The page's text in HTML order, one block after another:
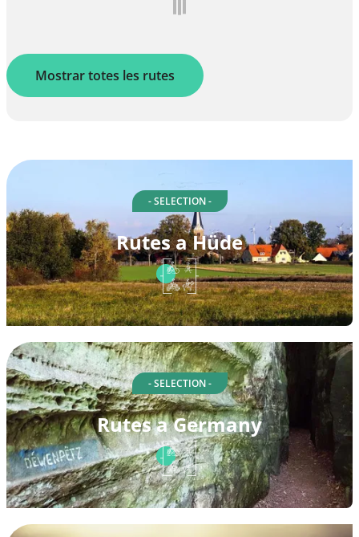
Mostrar totes les rutes
- SELECTION -
Rutes a Hüde
- SELECTION -
Rutes a Germany